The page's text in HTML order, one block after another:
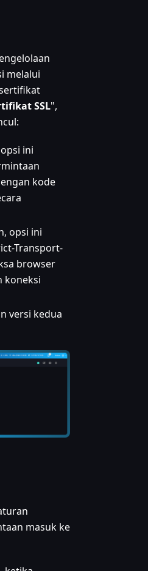
melalui
SSL",
ini
kode
opsi ini
Transport-
browser
koneksi
versi kedua
masuk ke